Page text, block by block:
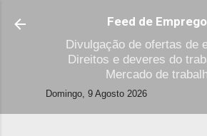
Avançar para o conteúdo
Feed de
Divulgação de ofertas de
Direitos e deveres do
Mercado de
Domingo, 9 Agosto 2026